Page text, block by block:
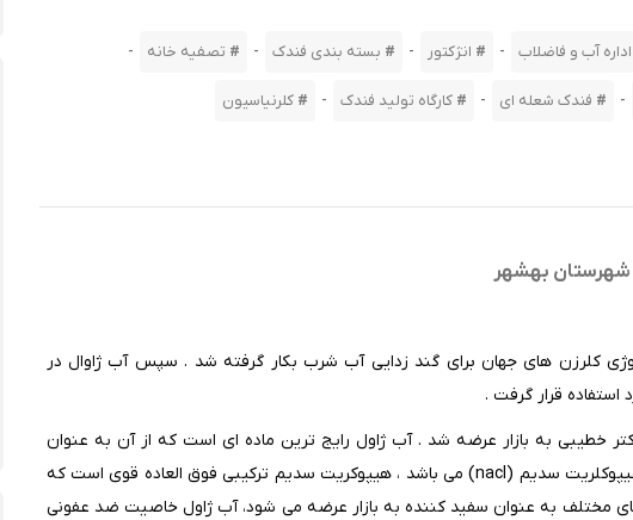
اداره آب و فاضلاب - انژکتور - بسته بندی فندک - تصفیه خانه -
- فندک شعله ای - کارگاه تولید فندک - کلرنیاسیون
شهرستان بهشهر
با آغاز تکنولوژی کلرزن های جهان برای گند زدایی آب شرب بکار گرفته شد . سپس آب ژاوال در
استفاده قرار گرفت .
خطیبی به بازار عرضه شد . آب ژاول رایج ترین ماده ای است که از آن به عنوان
سفید کننده استفاده می شود . عامل اصلی و شور در آب ژاول عیپوکلریت سدیم (nacl) می باشد ، هیپوکریت سدیم ترکیبی فوق العاده قوی است که
کنند و با نام های مختلف به عنوان سفید کننده به بازار عرضه می شود، آب ژاول خاصیت ضد عفونی